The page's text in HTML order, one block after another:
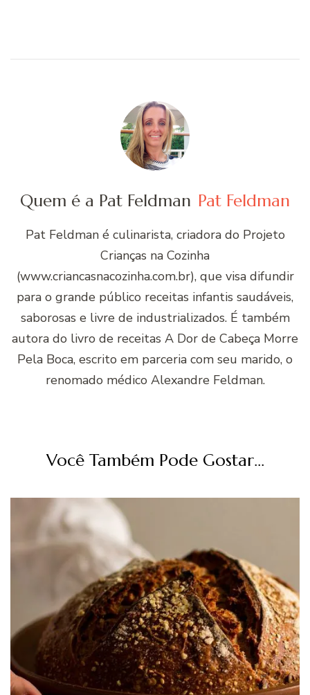
Quem é a Pat Feldman Pat Feldman
Pat Feldman é culinarista, criadora do Projeto
Crianças na Cozinha
(www.criancasnacozinha.com.br), que visa difundir
para o grande público receitas infantis saudáveis,
saborosas e livre de industrializados. É também
autora do livro de receitas A Dor de Cabeça Morre
Pela Boca, escrito em parceria com seu marido, o
renomado médico Alexandre Feldman.
Você Também Pode Gostar...